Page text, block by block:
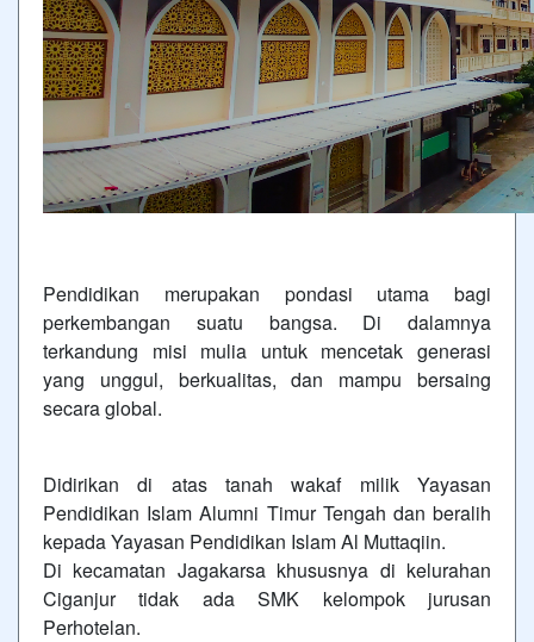
Pendidikan merupakan pondasi utama bagi
perkembangan suatu bangsa. Di dalamnya
terkandung misi mulia untuk mencetak generasi
yang unggul, berkualitas, dan mampu bersaing
secara global.
Didirikan di atas tanah wakaf milik Yayasan
Pendidikan Islam Alumni Timur Tengah dan beralih
kepada Yayasan Pendidikan Islam Al Muttaqiin.
Di kecamatan Jagakarsa khususnya di kelurahan
Ciganjur tidak ada SMK kelompok jurusan
Perhotelan.